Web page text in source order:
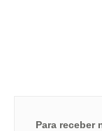
Para receber